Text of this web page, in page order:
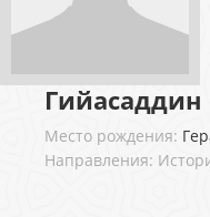
Место рождения:
Направления: